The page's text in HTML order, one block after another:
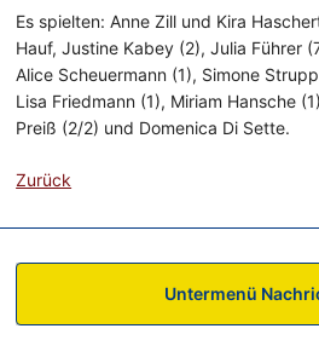
Es spielten: Anne Zill und Kira
Hauf, Justine Kabey (2), Julia Führer
Alice Scheuermann (1), Simone
Lisa Friedmann (1), Miriam Hansche
Preiß (2/2) und Domenica Di Sette.
Zurück
Untermenü